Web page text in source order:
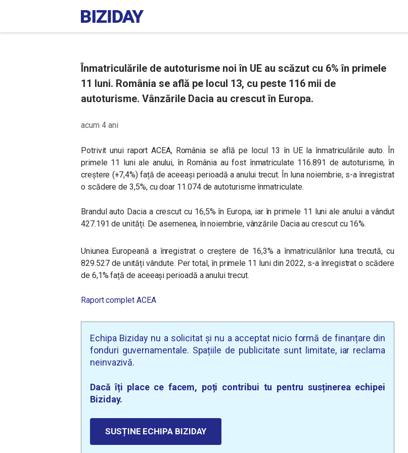
Înmatriculările de autoturisme noi în UE au scăzut cu 6% în primele
11 luni. România se află pe locul 13, cu peste 116 mii de
autoturisme. Vânzările Dacia au crescut în Europa.
acum 4 ani
Potrivit unui raport ACEA, România se află pe locul 13 în UE la înmatriculările auto. În
primele 11 luni ale anului, în România au fost înmatriculate 116.891 de autoturisme, în
creștere (+7,4%) față de aceeași perioadă a anului trecut. În luna noiembrie, s-a înregistrat
o scădere de 3,5%, cu doar 11.074 de autoturisme înmatriculate.
Brandul auto Dacia a crescut cu 16,5% în Europa, iar în primele 11 luni ale anului a vândut
427.191 de unități. De asemenea, în noiembrie, vânzările Dacia au crescut cu 16%.
Uniunea Europeană a înregistrat o creștere de 16,3% a înmatriculărilor luna trecută, cu
829.527 de unități vândute. Per total, în primele 11 luni din 2022, s-a înregistrat o scădere
de 6,1% față de aceeași perioadă a anului trecut.
Raport complet ACEA
Echipa Biziday nu a solicitat și nu a acceptat nicio formă de finanțare din
fonduri guvernamentale. Spațiile de publicitate sunt limitate, iar reclama
neinvazivă.
Dacă îți place ce facem, poți contribui tu pentru susținerea echipei
Biziday.
SUSȚINE ECHIPA BIZIDAY